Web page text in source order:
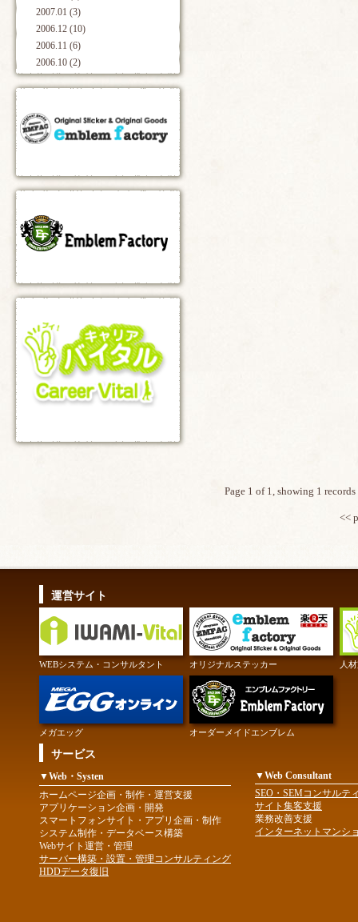
2007.01 (3)
2006.12 (10)
2006.11 (6)
2006.10 (2)
Page 1 of 1, showing 1
<<
運営サイト
WEBシステム・コンサルタント オリジナルステッカー 人
メガエッグ オーダーメイドエンブレム
サービス
▼Web・Systen
ホームページ企画・制作・運営支援
アプリケーション企画・開発
スマートフォンサイト・アプリ企画・制作
システム制作・データベース構築
Webサイト運営・管理
サーバー構築・設置・管理コンサルティング
HDDデータ復旧
▼Web Consultant
SEO・SEMコンサルテ
サイト集客支援
業務改善支援
インターネットマンシ